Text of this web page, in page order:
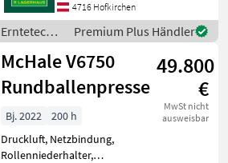
4716 Hofkirchen
Erntetechnik
Grünland /
McHale
Premium Plus Händler
McHale V6750
Rundballenpresse
49.800
€
MwSt nicht
ausweisbar
Bj. 2022
200 h
Druckluft, Netzbindung,
Rollenniederhalter,